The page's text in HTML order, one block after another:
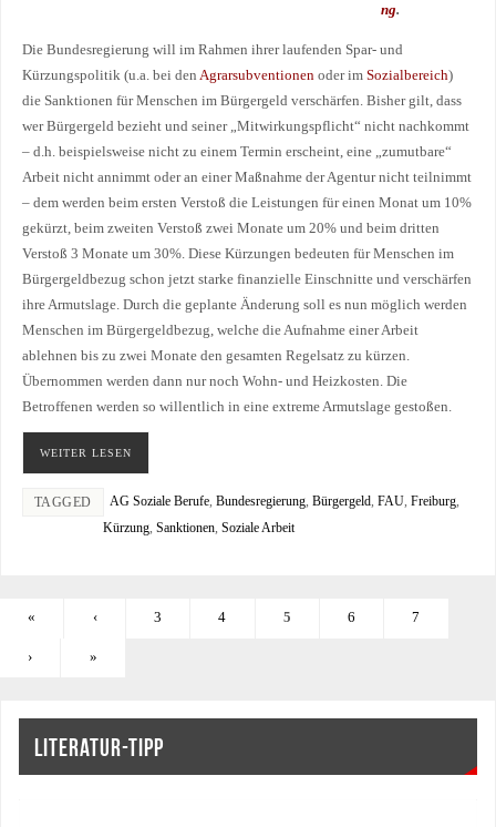
ng.
Die Bundesregierung will im Rahmen ihrer laufenden Spar- und
Kürzungspolitik (u.a. bei den Agrarsubventionen oder im Sozialbereich)
die Sanktionen für Menschen im Bürgergeld verschärfen. Bisher gilt, dass
wer Bürgergeld bezieht und seiner „Mitwirkungspflicht“ nicht nachkommt
– d.h. beispielsweise nicht zu einem Termin erscheint, eine „zumutbare“
Arbeit nicht annimmt oder an einer Maßnahme der Agentur nicht teilnimmt
– dem werden beim ersten Verstoß die Leistungen für einen Monat um 10%
gekürzt, beim zweiten Verstoß zwei Monate um 20% und beim dritten
Verstoß 3 Monate um 30%. Diese Kürzungen bedeuten für Menschen im
Bürgergeldbezug schon jetzt starke finanzielle Einschnitte und verschärfen
ihre Armutslage. Durch die geplante Änderung soll es nun möglich werden
Menschen im Bürgergeldbezug, welche die Aufnahme einer Arbeit
ablehnen bis zu zwei Monate den gesamten Regelsatz zu kürzen.
Übernommen werden dann nur noch Wohn- und Heizkosten. Die
Betroffenen werden so willentlich in eine extreme Armutslage gestoßen.
WEITER LESEN
TAGGED AG Soziale Berufe, Bundesregierung, Bürgergeld, FAU, Freiburg,
Kürzung, Sanktionen, Soziale Arbeit
« ‹ 3 4 5 6 7
› »
LITERATUR-TIPP